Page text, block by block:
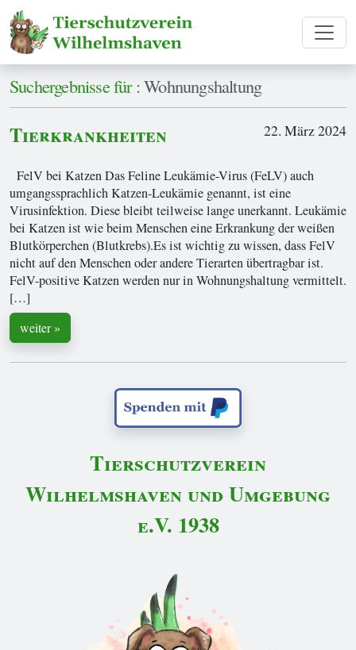
Suchergebnisse für :Wohnungshaltung
Tierkrankheiten 22. März 2024
FelV bei Katzen Das Feline Leukämie-Virus (FeLV) auch
umgangssprachlich Katzen-Leukämie genannt, ist eine
Virusinfektion. Diese bleibt teilweise lange unerkannt. Leukämie
bei Katzen ist wie beim Menschen eine Erkrankung der weißen
Blutkörperchen (Blutkrebs).Es ist wichtig zu wissen, dass FelV
nicht auf den Menschen oder andere Tierarten übertragbar ist.
FelV-positive Katzen werden nur in Wohnungshaltung vermittelt.
[…]
weiter »
Tierschutzverein
Wilhelmshaven und Umgebung
e.V. 1938